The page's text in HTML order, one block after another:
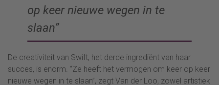
op keer nieuwe wegen in te
slaan”
De creativiteit van Swift, het derde ingrediënt van haar
succes, is enorm. “Ze heeft het vermogen om keer op keer
nieuwe wegen in te slaan”, zegt Van der Loo, zowel artistiek